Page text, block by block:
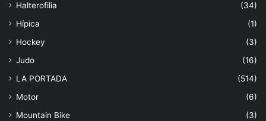
Halterofilia
(34)
Hípica
(1)
Hockey
(3)
Judo
(16)
LA PORTADA
(514)
Motor
(6)
Mountain Bike
(3)